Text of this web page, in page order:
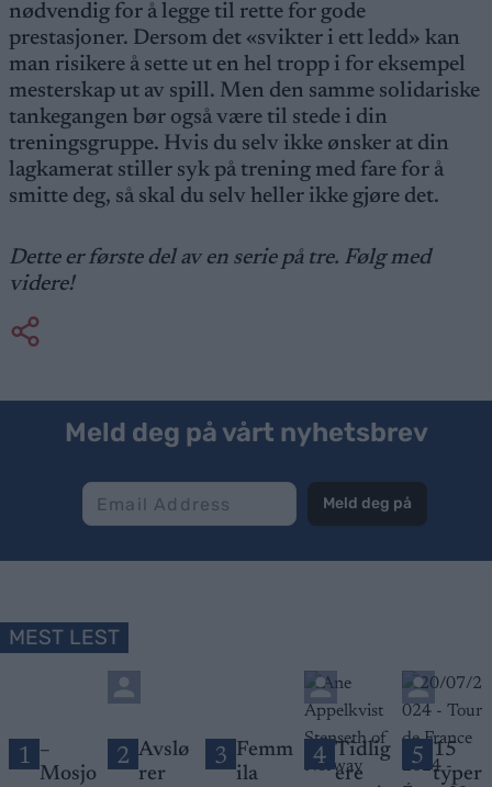
nødvendig for å legge til rette for gode
prestasjoner. Dersom det «svikter i ett ledd» kan
man risikere å sette ut en hel tropp i for eksempel
mesterskap ut av spill. Men den samme solidariske
tankegangen bør også være til stede i din
treningsgruppe. Hvis du selv ikke ønsker at din
lagkamerat stiller syk på trening med fare for å
smitte deg, så skal du selv heller ikke gjøre det.
Dette er første del av en serie på tre. Følg med
videre!
Meld deg på vårt nyhetsbrev
Meld deg på
MEST LEST
1 –
Mosjo
2 Avslø
rer
3 Femm
ila
4 Tidlig
ere
5
15
typer